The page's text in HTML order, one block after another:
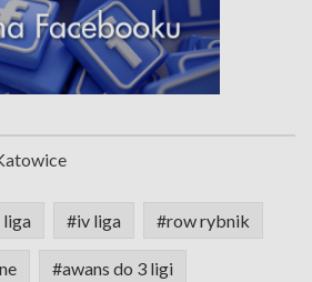
#iv liga #row rybnik
#awans do 3 ligi